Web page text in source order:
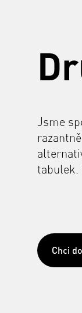
Jsme
tabulek.
Chci